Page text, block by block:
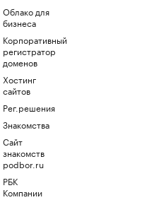
Облако для
бизнеса
Корпоративный
регистратор
доменов
Хостинг
сайтов
Рег.решения
Знакомства
Сайт
знакомств
podbor.ru
РБК
Компании